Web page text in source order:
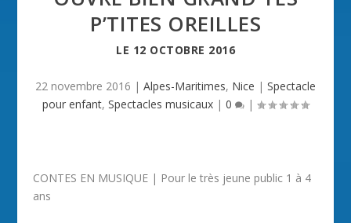
P’TITES OREILLES
LE 12 OCTOBRE 2016
22 novembre 2016 | Alpes-Maritimes, Nice | Spectacle
pour enfant, Spectacles musicaux | 0 |
CONTES EN MUSIQUE | Pour le très jeune public 1 à 4
ans